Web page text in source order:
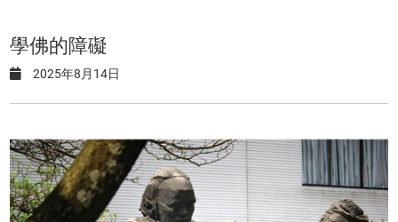
學佛的障礙
2025年8月14日